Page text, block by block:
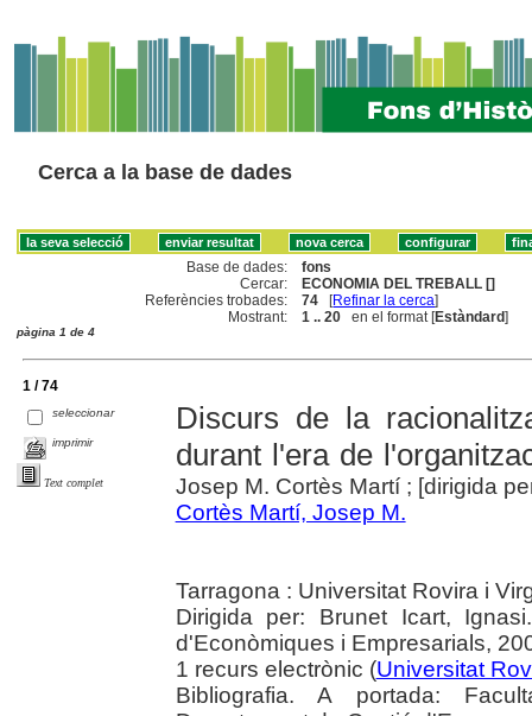
Cerca a la base de dades
Base de dades:
fons
Cercar:
ECONOMIA DEL TREBALL []
Referències trobades:
74 [Refinar la cerca]
Mostrant:
1 .. 20 en el format [Estàndard]
pàgina 1 de 4
1 / 74
seleccionar
imprimir
Text complet
Discurs de la
durant l'era de
Josep M. Cortès Martí ; [dirigida
Cortès Martí, Josep M.
Tarragona : Universitat Rovira i
Dirigida per: Brunet Icart,
d'Econòmiques i Empresarials,
1 recurs electrònic (Universitat
Bibliografia. A portada: